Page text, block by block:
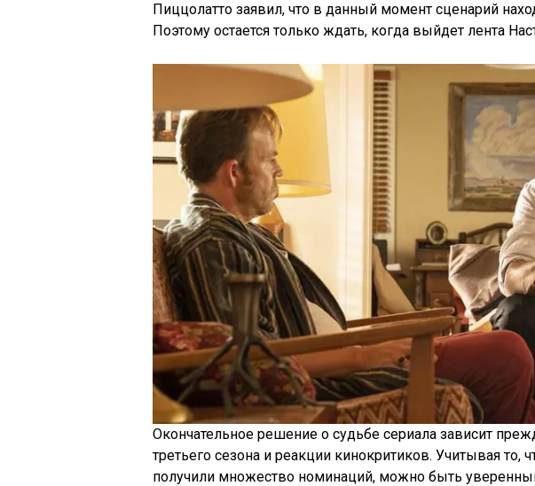
Пиццолатто заявил, что в данный момент сценарий
Поэтому остается только ждать, когда выйдет лента
Окончательное решение о судьбе сериала зависит
третьего сезона и реакции кинокритиков. Учитывая то,
получили множество номинаций, можно быть